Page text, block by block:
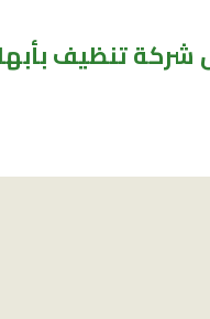
شركة تنظيف